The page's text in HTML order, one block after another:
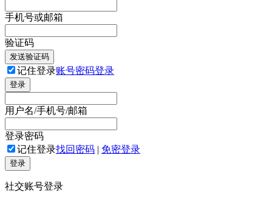
手机号或邮箱
验证码
发送验证码
记住登录账号密码登录
登录
用户名/手机号/邮箱
登录密码
记住登录找回密码 | 免密登录
登录
社交账号登录